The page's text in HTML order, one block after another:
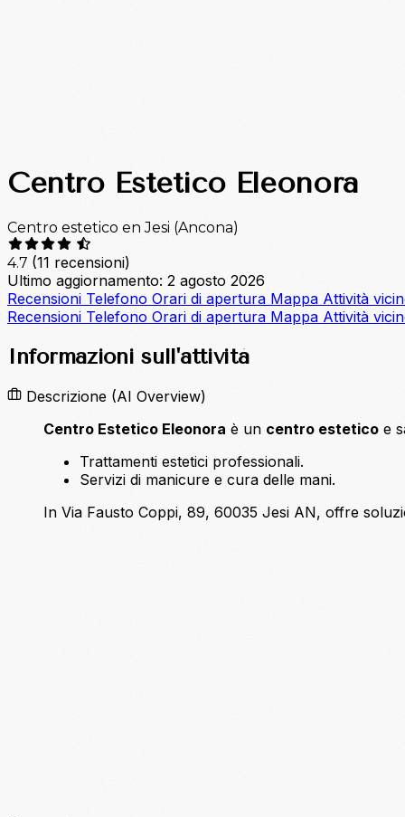
Centro Estetico Eleonora
Centro estetico en Jesi (Ancona)
4.7 (11 recensioni)
Ultimo aggiornamento: 2 agosto 2026
Recensioni Telefono Orari di apertura Mappa Attività
Recensioni Telefono Orari di apertura Mappa Attività
Informazioni sull'attività
Descrizione (AI Overview)
Centro Estetico Eleonora è un centro estetico e
Trattamenti estetici professionali.
Servizi di manicure e cura delle mani.
In Via Fausto Coppi, 89, 60035 Jesi AN, offre